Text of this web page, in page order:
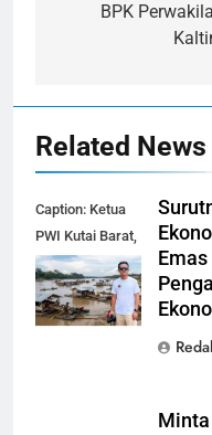
BPK
Related News
Caption: Ketua
PWI Kutai Barat,
Alfian Nur (dok-
smk)
Minta